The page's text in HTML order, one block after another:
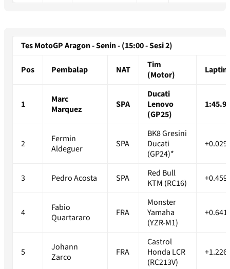
Tes MotoGP Aragon - Senin - (15:00 - Sesi 2)
Pos Pembalap NAT
Tim
(Motor)
1
Marc
Marquez
SPA
Ducati
Lenovo
(GP25)
2
Fermin
Aldeguer
SPA
BK8 Gresini
Ducati
(GP24)*
3 Pedro Acosta SPA
Red Bull
KTM (RC16)
4
Fabio
Quartararo
FRA
Monster
Yamaha
(YZR-M1)
5
Johann
Zarco
FRA
Castrol
Honda LCR
(RC213V)